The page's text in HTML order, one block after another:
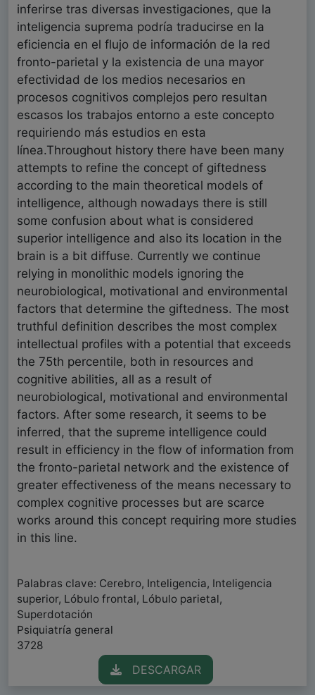
inferirse tras diversas investigaciones, que la
inteligencia suprema podría traducirse en la
eficiencia en el flujo de información de la red
fronto-parietal y la existencia de una mayor
efectividad de los medios necesarios en
procesos cognitivos complejos pero resultan
escasos los trabajos entorno a este concepto
requiriendo más estudios en esta
línea.Throughout history there have been many
attempts to refine the concept of giftedness
according to the main theoretical models of
intelligence, although nowadays there is still
some confusion about what is considered
superior intelligence and also its location in the
brain is a bit diffuse. Currently we continue
relying in monolithic models ignoring the
neurobiological, motivational and environmental
factors that determine the giftedness. The most
truthful definition describes the most complex
intellectual profiles with a potential that exceeds
the 75th percentile, both in resources and
cognitive abilities, all as a result of
neurobiological, motivational and environmental
factors. After some research, it seems to be
inferred, that the supreme intelligence could
result in efficiency in the flow of information from
the fronto-parietal network and the existence of
greater effectiveness of the means necessary to
complex cognitive processes but are scarce
works around this concept requiring more studies
in this line.
Palabras clave: Cerebro, Inteligencia, Inteligencia
superior, Lóbulo frontal, Lóbulo parietal,
Superdotación
Psiquiatría general
3728
DESCARGAR